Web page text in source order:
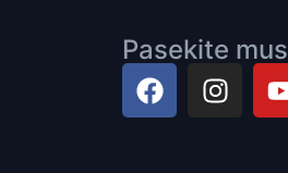
Pasekite mus